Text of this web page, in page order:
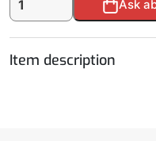
kiekis:
vidutinis
Ask
Item description